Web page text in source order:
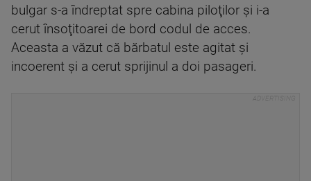
bulgar s-a îndreptat spre cabina piloţilor şi i-a
cerut însoţitoarei de bord codul de acces.
Aceasta a văzut că bărbatul este agitat şi
incoerent şi a cerut sprijinul a doi pasageri.